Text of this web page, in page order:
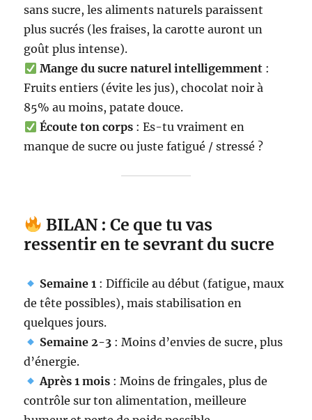
sans sucre, les aliments naturels paraissent
plus sucrés (les fraises, la carotte auront un
goût plus intense).
Mange du sucre naturel intelligemment:
Fruits entiers (évite les jus), chocolat noir à
85% au moins, patate douce.
Écoute ton corps: Es-tu vraiment en
manque de sucre ou juste fatigué / stressé ?
BILAN : Ce que tu vas
ressentir en te sevrant du sucre
Semaine 1: Difficile au début (fatigue, maux
de tête possibles), mais stabilisation en
quelques jours.
Semaine 2-3: Moins d’envies de sucre, plus
d’énergie.
Après 1 mois: Moins de fringales, plus de
contrôle sur ton alimentation, meilleure